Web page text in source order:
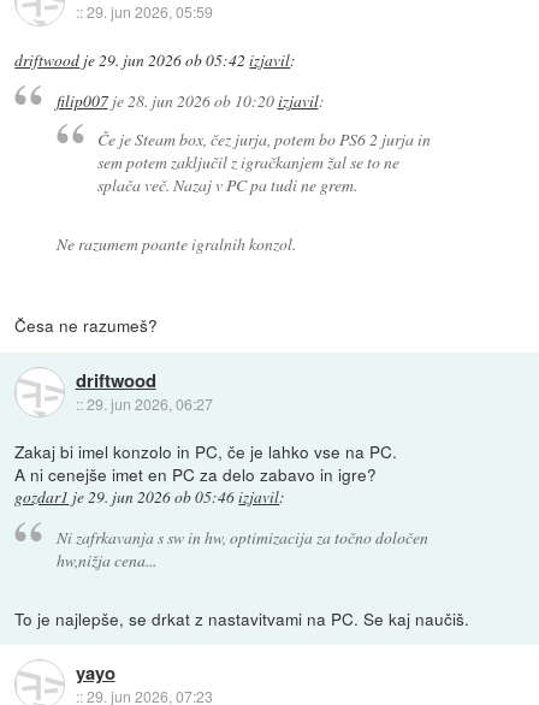
::29. jun 2026, 05:59
driftwood je29. jun 2026 ob 05:42 izjavil:
filip007je 28. jun 2026 ob 10:20izjavil:
Če je Steam box, čez jurja, potem bo PS6 2 jurja in
sem potem zaključil z igračkanjem žal se to ne
splača več. Nazaj v PC pa tudi ne grem.
Ne razumem poante igralnih konzol.
Česa ne razumeš?
driftwood
::29. jun 2026, 06:27
Zakaj bi imel konzolo in PC, če je lahko vse na PC.
A ni cenejše imet en PC za delo zabavo in igre?
gozdar1 je29. jun 2026 ob 05:46izjavil:
Ni zafrkavanja s sw in hw, optimizacija za točno določen
hw,nižja cena...
To je najlepše, se drkat z nastavitvami na PC. Se kaj naučiš.
yayo
::29. jun 2026, 07:23